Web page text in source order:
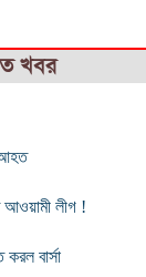
খবর
আহত
আওয়ামী লীগ !
বার্সা